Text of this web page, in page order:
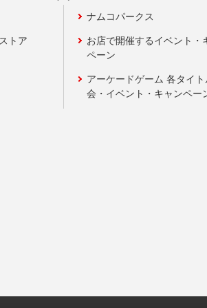
トア
ナムコパークス
お店で開催するイベント・
ペーン
アーケードゲーム 各タイ
会・イベント・キャンペー